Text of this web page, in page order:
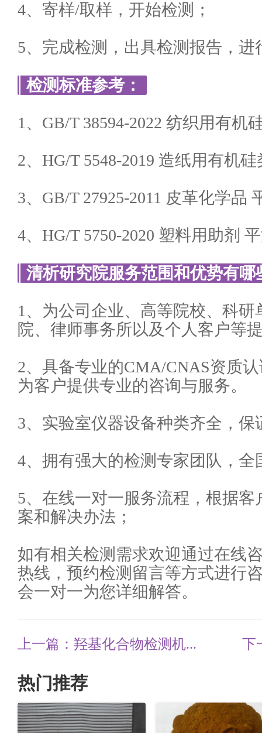
4、寄样/取样，开始检测；
5、完成检测，出具检测报告，进
检测标准参考：
1、GB/T 38594-2022 纺织用有机
2、HG/T 5548-2019 造纸用有机
3、GB/T 27925-2011 皮革化学品
4、HG/T 5750-2020 塑料用助剂
清析研究院服务范围和优势有哪
1、为公司企业、高等院校、科
院、律师事务所以及个人客户等
2、具备专业的CMA/CNAS资质
为客户提供专业的咨询与服务。
3、实验室仪器设备种类齐全，
4、拥有强大的检测专家团队，
5、在线一对一服务流程，根据
案和解决办法；
如有相关检测需求欢迎通过在线
热线，预约检测留言等方式进行
会一对一为您详细解答。
上一篇：羟基化合物检测机... 下
热门推荐